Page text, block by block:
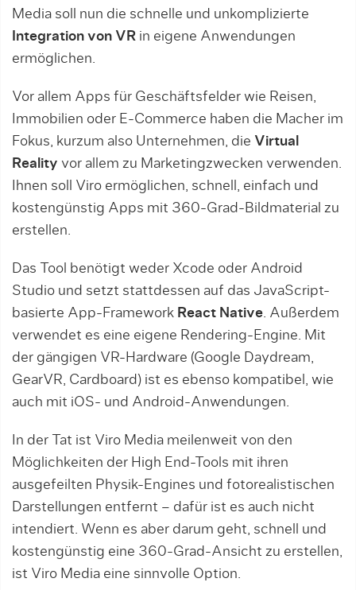
Media soll nun die schnelle und unkomplizierte
Integration von VR in eigene Anwendungen
ermöglichen.
Vor allem Apps für Geschäftsfelder wie Reisen,
Immobilien oder E-Commerce haben die Macher im
Fokus, kurzum also Unternehmen, die Virtual
Reality vor allem zu Marketingzwecken verwenden.
Ihnen soll Viro ermöglichen, schnell, einfach und
kostengünstig Apps mit 360-Grad-Bildmaterial zu
erstellen.
Das Tool benötigt weder Xcode oder Android
Studio und setzt stattdessen auf das JavaScript-
basierte App-Framework React Native. Außerdem
verwendet es eine eigene Rendering-Engine. Mit
der gängigen VR-Hardware (Google Daydream,
GearVR, Cardboard) ist es ebenso kompatibel, wie
auch mit iOS- und Android-Anwendungen.
In der Tat ist Viro Media meilenweit von den
Möglichkeiten der High End-Tools mit ihren
ausgefeilten Physik-Engines und fotorealistischen
Darstellungen entfernt – dafür ist es auch nicht
intendiert. Wenn es aber darum geht, schnell und
kostengünstig eine 360-Grad-Ansicht zu erstellen,
ist Viro Media eine sinnvolle Option.